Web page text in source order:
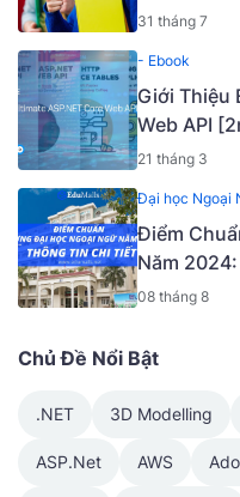
31 tháng 7
- Ebook
Giới Thiệu
Web API
[PDF +
21 tháng 3
Đại học Ngoại
Điểm
Năm
08 tháng 8
Chủ Đề Nổi Bật
.NET 3D Modelling
ASP.Net AWS